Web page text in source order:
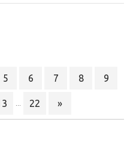
5 6 7 8 9
22 »